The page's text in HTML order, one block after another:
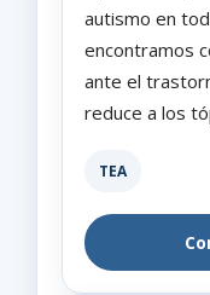
autismo en
encontramos
ante el
reduce a los
TEA